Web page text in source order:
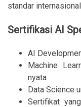
standar
Sertifikasi AI
AI
Machine
nyata
Data Science
Sertifikat